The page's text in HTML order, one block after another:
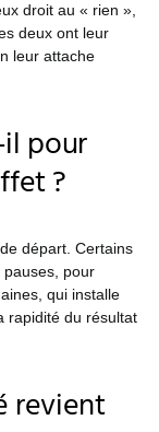
droit au « rien »,
deux ont leur
leur attache
pour
?
départ. Certains
pauses, pour
qui installe
rapidité du résultat
revient